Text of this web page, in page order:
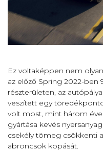
Ez voltaképpen nem
az előző Spring 2022-ben
részterületen, az
veszített egy
volt most, mint három
gyártása kevés
csekély tömeg csökkenti
abroncsok kopását.